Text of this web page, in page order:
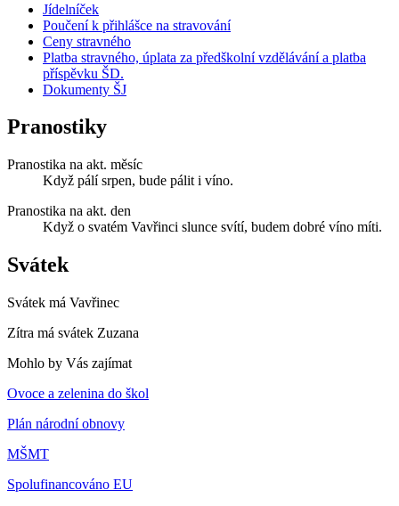
Jídelníček
Poučení k přihlášce na stravování
Ceny stravného
Platba stravného, úplata za předškolní vzdělávání a platba
příspěvku ŠD.
Dokumenty ŠJ
Pranostiky
Pranostika na akt. měsíc
Když pálí srpen, bude pálit i víno.
Pranostika na akt. den
Když o svatém Vavřinci slunce svítí, budem dobré víno míti.
Svátek
Svátek má Vavřinec
Zítra má svátek Zuzana
Mohlo by Vás zajímat
Ovoce a zelenina do škol
Plán národní obnovy
MŠMT
Spolufinancováno EU